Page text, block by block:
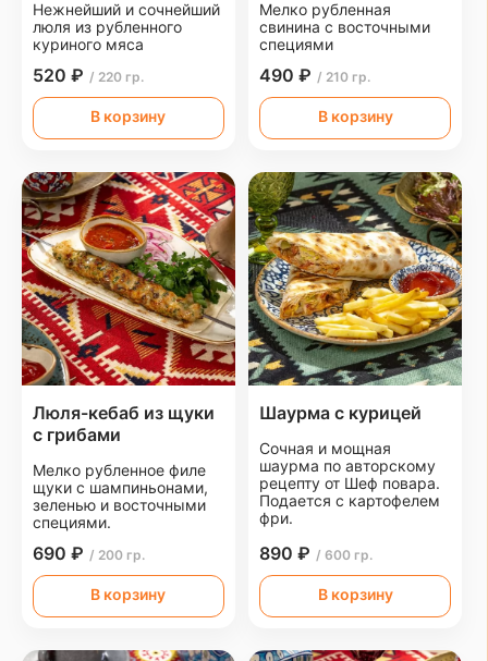
Нежнейший и сочнейший
люля из рубленного
куриного мяса
520 ₽ / 220 гр.
В корзину
Мелко рубленная
свинина с восточными
специями
490 ₽ / 210 гр.
В корзину
Люля-кебаб из щуки
с грибами
Мелко рубленное филе
щуки с шампиньонами,
зеленью и восточными
специями.
690 ₽ / 200 гр.
В корзину
Шаурма с курицей
Сочная и мощная
шаурма по авторскому
рецепту от Шеф повара.
Подается с картофелем
фри.
890 ₽ / 600 гр.
В корзину